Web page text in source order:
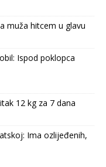
muža hitcem u glavu
Ispod poklopca
12 kg za 7 dana
Ima ozlijeđenih,